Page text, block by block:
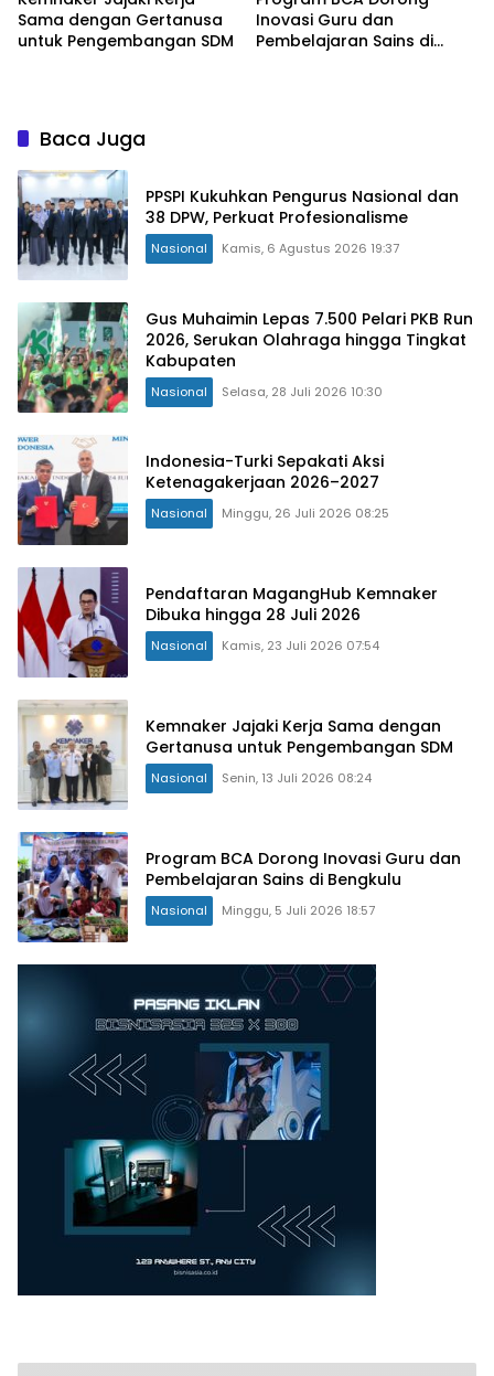
Sama dengan Gertanusa
untuk Pengembangan SDM
Inovasi Guru dan
Pembelajaran Sains di
Baca Juga
PPSPI Kukuhkan Pengurus Nasional dan
38 DPW, Perkuat Profesionalisme
Nasional Kamis, 6 Agustus 2026 19:37
Gus Muhaimin Lepas 7.500 Pelari PKB Run
2026, Serukan Olahraga hingga Tingkat
Kabupaten
Nasional Selasa, 28 Juli 2026 10:30
Indonesia-Turki Sepakati Aksi
Ketenagakerjaan 2026–2027
Nasional Minggu, 26 Juli 2026 08:25
Pendaftaran MagangHub Kemnaker
Dibuka hingga 28 Juli 2026
Nasional Kamis, 23 Juli 2026 07:54
Kemnaker Jajaki Kerja Sama dengan
Gertanusa untuk Pengembangan SDM
Nasional Senin, 13 Juli 2026 08:24
Program BCA Dorong Inovasi Guru dan
Pembelajaran Sains di Bengkulu
Nasional Minggu, 5 Juli 2026 18:57